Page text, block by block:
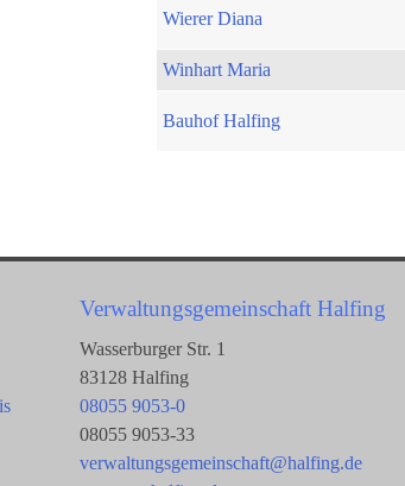
Wierer Diana
Winhart Maria
Bauhof Halfing
Verwaltungsgemeinschaft Halfing
Wasserburger Str. 1
83128 Halfing
08055 9053-0
08055 9053-33
verwaltungsgemeinschaft@halfing.de